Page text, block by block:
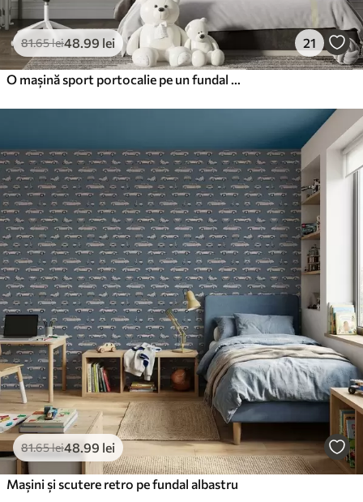
81.65lei48.99 lei 21
O mașină sport portocalie pe un fundal gri de drum schițat printre munți și brazi. Pentru a decora camera unui băiat
81.65lei48.99 lei
Mașini și scutere retro pe fundal albastru